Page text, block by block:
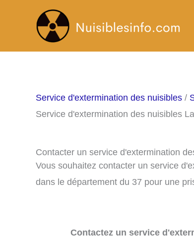
Service d'extermination des nuisibles /
Service d'extermination des nuisibles
Contacter un service d'extermination
Vous souhaitez contacter un service
dans le département du 37 pour une
Contactez un service